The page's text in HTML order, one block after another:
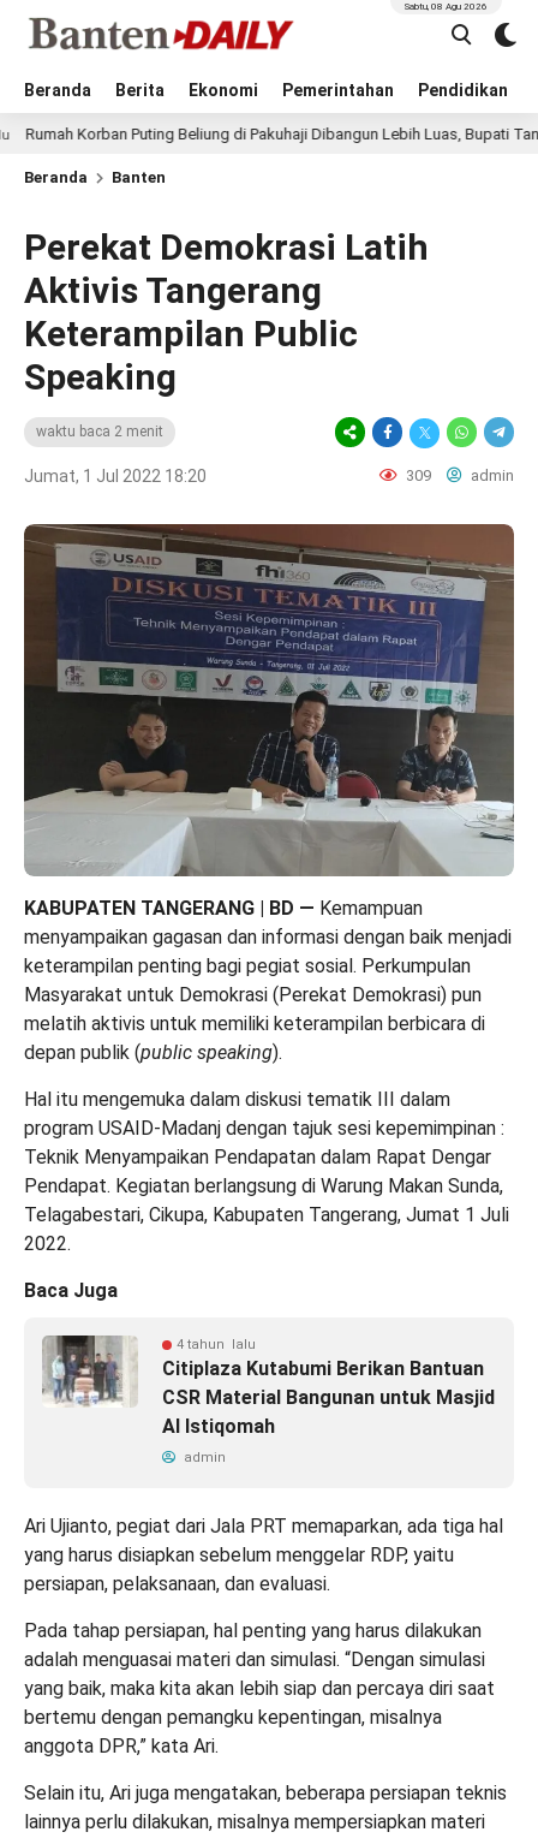
Beranda Berita Ekonomi Pemerintahan Pendidikan
Sabtu, 08 Agu 2026
Puting Beliung di Pakuhaji Dibangun Lebih Luas, Bupati Tangerang:
Beranda Banten
Perekat Demokrasi Latih
Aktivis Tangerang
Keterampilan Public
Speaking
waktu baca 2 menit
Jumat, 1 Jul 2022 18:20 309 admin
KABUPATEN TANGERANG | BD — Kemampuan
menyampaikan gagasan dan informasi dengan baik menjadi
keterampilan penting bagi pegiat sosial. Perkumpulan
Masyarakat untuk Demokrasi (Perekat Demokrasi) pun
melatih aktivis untuk memiliki keterampilan berbicara di
depan publik (public speaking).
Hal itu mengemuka dalam diskusi tematik III dalam
program USAID-Madanj dengan tajuk sesi kepemimpinan :
Teknik Menyampaikan Pendapatan dalam Rapat Dengar
Pendapat. Kegiatan berlangsung di Warung Makan Sunda,
Telagabestari, Cikupa, Kabupaten Tangerang, Jumat 1 Juli
2022.
Baca Juga
4 tahun lalu
Citiplaza Kutabumi Berikan Bantuan
CSR Material Bangunan untuk Masjid
Al Istiqomah
admin
Ari Ujianto, pegiat dari Jala PRT memaparkan, ada tiga hal
yang harus disiapkan sebelum menggelar RDP, yaitu
persiapan, pelaksanaan, dan evaluasi.
Pada tahap persiapan, hal penting yang harus dilakukan
adalah menguasai materi dan simulasi. “Dengan simulasi
yang baik, maka kita akan lebih siap dan percaya diri saat
bertemu dengan pemangku kepentingan, misalnya
anggota DPR,” kata Ari.
Selain itu, Ari juga mengatakan, beberapa persiapan teknis
lainnya perlu dilakukan, misalnya mempersiapkan materi